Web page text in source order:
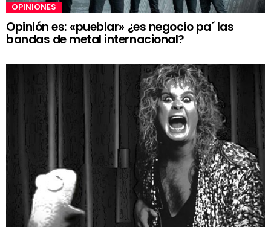
OPINIONES
Opinión es: «pueblar» ¿es negocio pa´ las
bandas de metal internacional?